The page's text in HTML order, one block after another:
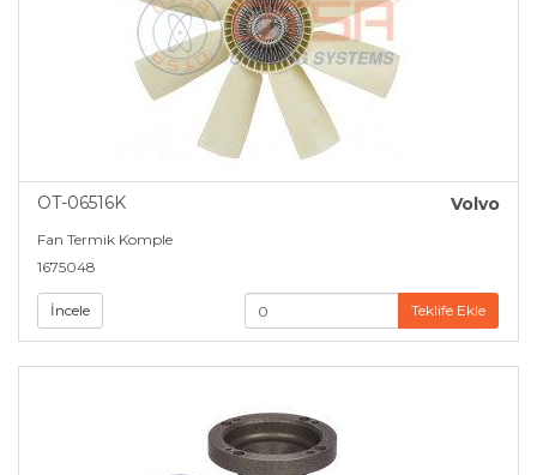
OT-06516K Volvo
Fan Termik Komple
1675048
İncele Teklife Ekle